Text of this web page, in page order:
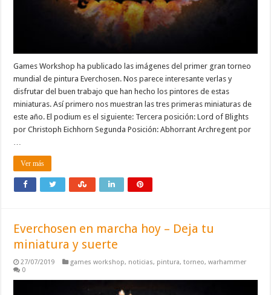
Games Workshop ha publicado las imágenes del primer gran torneo
mundial de pintura Everchosen. Nos parece interesante verlas y
disfrutar del buen trabajo que han hecho los pintores de estas
miniaturas. Así primero nos muestran las tres primeras miniaturas de
este año. El podium es el siguiente: Tercera posición: Lord of Blights
por Christoph Eichhorn Segunda Posición: Abhorrant Archregent por
Ver más
Everchosen en marcha hoy – Deja tu
miniatura y suerte
27/07/2019 games workshop, noticias, pintura,torneo,warhammer
0